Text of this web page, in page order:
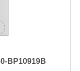
BP10919B